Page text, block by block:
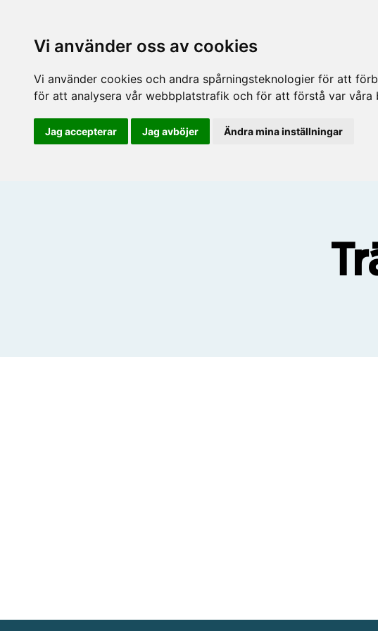
Vi använder oss av cookies
Vi använder cookies och andra spårningsteknologier för att
för att analysera vår webbplatstrafik och för att förstå var våra
Jag accepterar Jag avböjer Ändra mina inställningar